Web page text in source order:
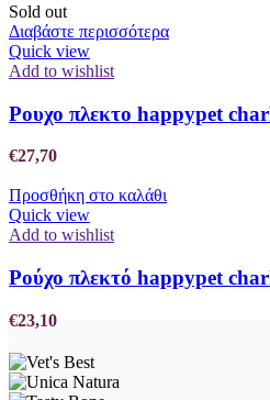
Sold out
Διαβάστε περισσότερα
Quick view
Add to wishlist
Ρουχο πλεκτο happypet
€27,70
Προσθήκη στο καλάθι
Quick view
Add to wishlist
Ρούχο πλεκτό happypet
€23,10